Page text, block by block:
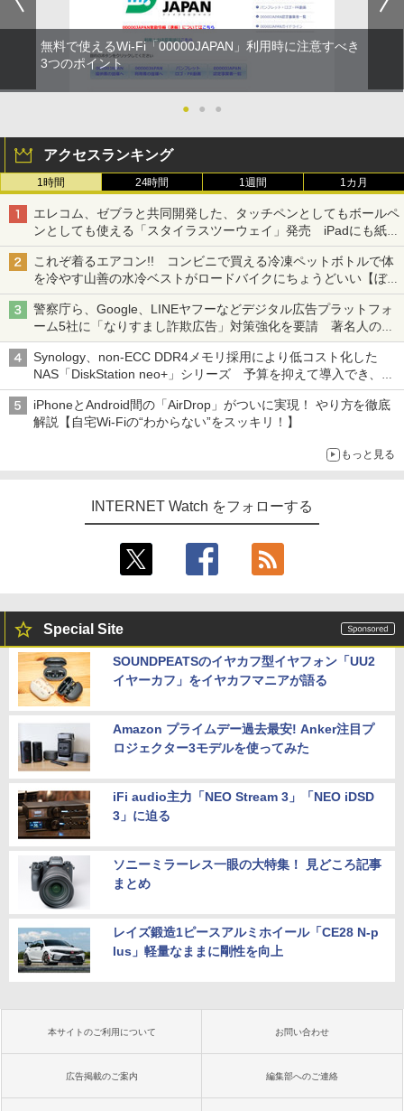
無料で使えるWi-Fi「00000JAPAN」利用時に注意すべき
3つのポイント
● ● ●
アクセスランキング
1時間 24時間 1週間 1カ月
エレコム、ゼブラと共同開発した、タッチペンとしてもボールペ
ンとしても使える「スタイラスツーウェイ」発売 iPadにも紙に
も、持ち替えずに書き込める
これぞ着るエアコン!! コンビニで買える冷凍ペットボトルで体
を冷やす山善の水冷ベストがロードバイクにちょうどいい【ぼっ
ち・ざ・ろーど！その14】【空いた時間でなにしてる？】
警察庁ら、Google、LINEヤフーなどデジタル広告プラットフォ
ーム5社に「なりすまし詐欺広告」対策強化を要請 著名人の写
真や映像を使った投資詐欺などへの対策として
Synology、non-ECC DDR4メモリ採用により低コスト化した
NAS「DiskStation neo+」シリーズ 予算を抑えて導入でき、
ECCメモリへのアップグレードも可能
iPhoneとAndroid間の「AirDrop」がついに実現！ やり方を徹底
解説【自宅Wi-Fiの“わからない”をスッキリ！】
もっと見る
INTERNET Watch をフォローする
Special Site
SOUNDPEATSのイヤカフ型イヤフォン「UU2
イヤーカフ」をイヤカフマニアが語る
Amazon プライムデー過去最安! Anker注目プ
ロジェクター3モデルを使ってみた
iFi audio主力「NEO Stream 3」「NEO iDSD
3」に迫る
ソニーミラーレス一眼の大特集！ 見どころ記事
まとめ
レイズ鍛造1ピースアルミホイール「CE28 N-p
lus」軽量なままに剛性を向上
本サイトのご利用について お問い合わせ
広告掲載のご案内 編集部へのご連絡